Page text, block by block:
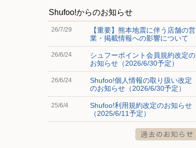
Shufoo!からのお知らせ
26/7/29
【重要】熊本地震に伴う店舗の営
業・掲載情報への影響について
26/6/24
シュフーポイント会員規約改定の
お知らせ（2026/6/30予定）
26/6/24
Shufoo!個人情報の取り扱い改定
のお知らせ（2026/6/30予定）
25/6/4
Shufoo!利用規約改定のお知らせ
（2025/6/11予定）